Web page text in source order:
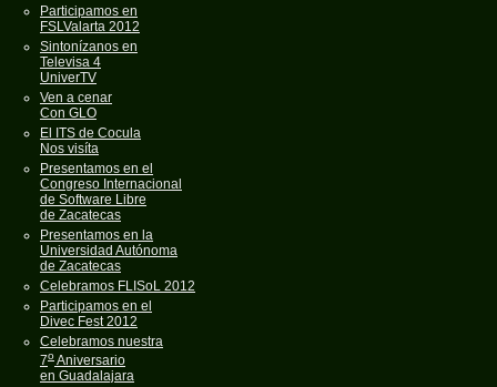
Participamos en
FSLValarta 2012
Sintonízanos en
Televisa 4
UniverTV
Ven a cenar
Con GLO
El ITS de Cocula
Nos visíta
Presentamos en el
Congreso Internacional
de Software Libre
de Zacatecas
Presentamos en la
Universidad Autónoma
de Zacatecas
Celebramos FLISoL 2012
Participamos en el
Divec Fest 2012
Celebramos nuestra
7oAniversario
en Guadalajara